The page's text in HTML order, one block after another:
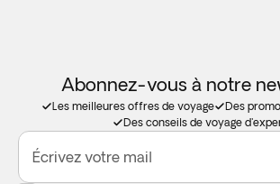
Abonnez-vous à notre
Les meilleures offres de voyage
Des
Des conseils de voyage
Écrivez votre mail